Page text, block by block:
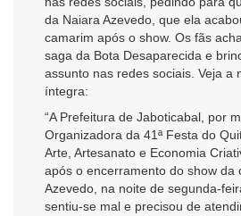
da Naiara Azevedo, que ela
camarim após o show. Os fãs
saga da Bota Desaparecida e
assunto nas redes sociais. Veja a
íntegra:
“A Prefeitura de Jaboticabal, por
Organizadora da 41ª Festa do
Arte, Artesanato e Economia
após o encerramento do show da
Azevedo, na noite de segunda-
sentiu-se mal e precisou de